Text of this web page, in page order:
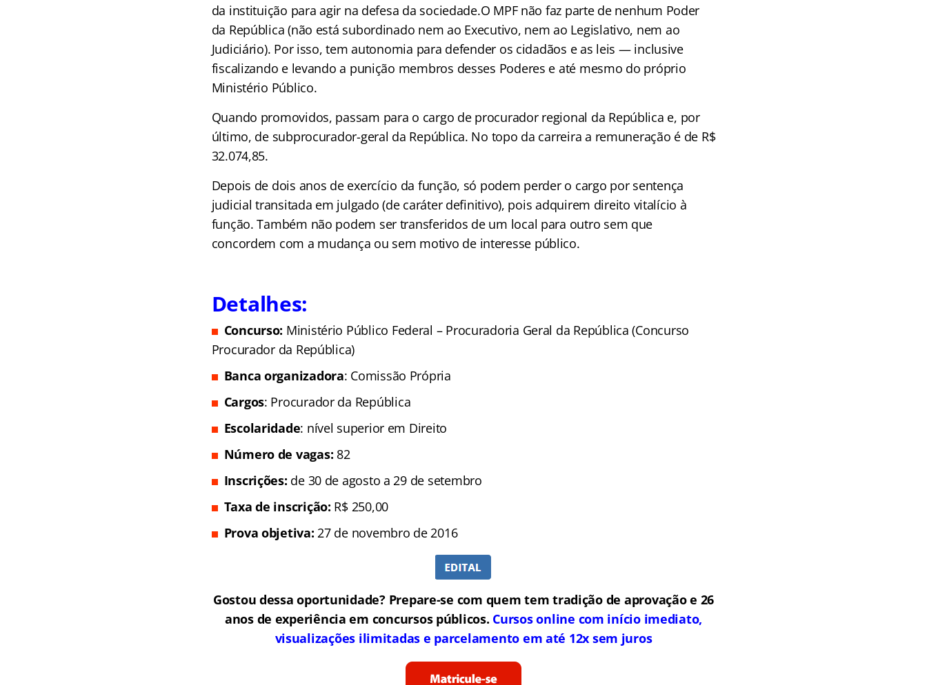
da instituição para agir na defesa da sociedade.O MPF não faz parte de nenhum Poder
da República (não está subordinado nem ao Executivo, nem ao Legislativo, nem ao
Judiciário). Por isso, tem autonomia para defender os cidadãos e as leis — inclusive
fiscalizando e levando a punição membros desses Poderes e até mesmo do próprio
Ministério Público.
Quando promovidos, passam para o cargo de procurador regional da República e, por
último, de subprocurador-geral da República. No topo da carreira a remuneração é de R$
32.074,85.
Depois de dois anos de exercício da função, só podem perder o cargo por sentença
judicial transitada em julgado (de caráter definitivo), pois adquirem direito vitalício à
função. Também não podem ser transferidos de um local para outro sem que
concordem com a mudança ou sem motivo de interesse público.
Detalhes:
Concurso: Ministério Público Federal – Procuradoria Geral da República (Concurso
Procurador da República)
Banca organizadora: Comissão Própria
Cargos: Procurador da República
Escolaridade: nível superior em Direito
Número de vagas: 82
Inscrições: de 30 de agosto a 29 de setembro
Taxa de inscrição: R$ 250,00
Prova objetiva: 27 de novembro de 2016
Gostou dessa oportunidade? Prepare-se com quem tem tradição de aprovação e 26
anos de experiência em concursos públicos. Cursos online com início imediato,
visualizações ilimitadas e parcelamento em até 12x sem juros